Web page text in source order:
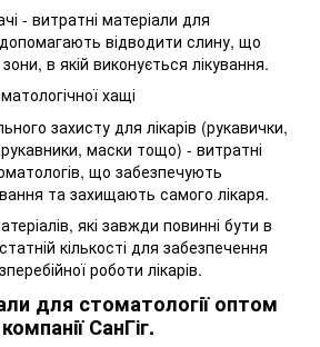
- витратні матеріали для
відводити слину, що
в якій виконується лікування.
хащі
захисту для лікарів (рукавички,
маски тощо) - витратні
що забезпечують
та захищають самого лікаря.
які завжди повинні бути в
кількості для забезпечення
роботи лікарів.
для стоматології оптом
СанГіг.